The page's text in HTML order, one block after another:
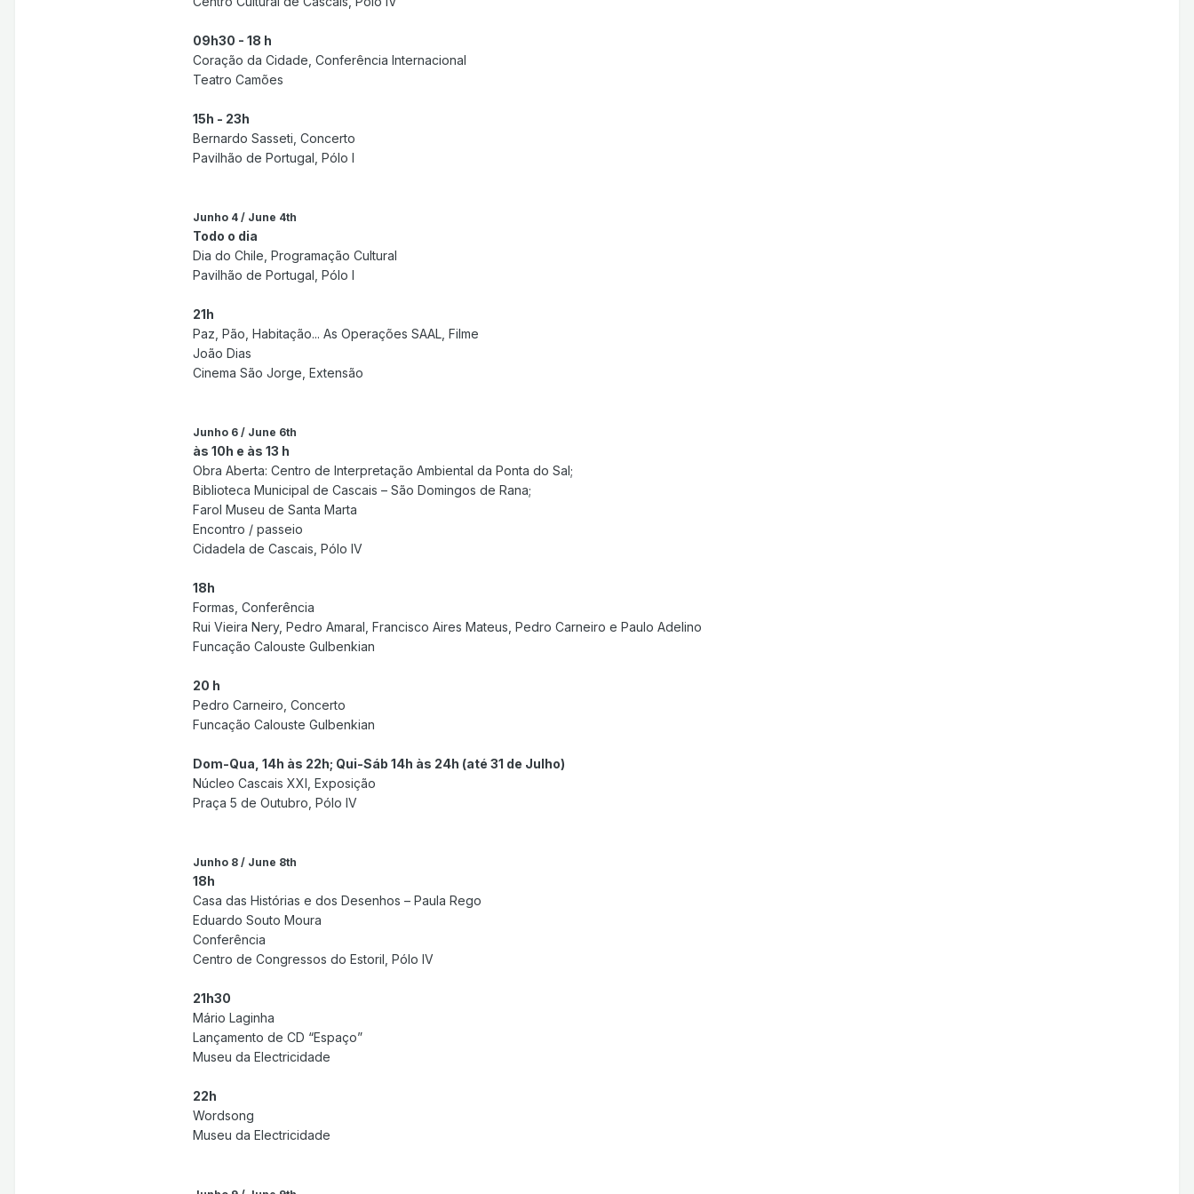
09h30 - 18 h
Coração da Cidade, Conferência Internacional
Teatro Camões
15h - 23h
Bernardo Sasseti, Concerto
Pavilhão de Portugal, Pólo I
Junho 4 / June 4th
Todo o dia
Dia do Chile, Programação Cultural
Pavilhão de Portugal, Pólo I
21h
Paz, Pão, Habitação... As Operações SAAL, Filme
João Dias
Cinema São Jorge, Extensão
Junho 6 / June 6th
às 10h e às 13 h
Obra Aberta: Centro de Interpretação Ambiental da Ponta do Sal;
Biblioteca Municipal de Cascais – São Domingos de Rana;
Farol Museu de Santa Marta
Encontro / passeio
Cidadela de Cascais, Pólo IV
18h
Formas, Conferência
Rui Vieira Nery, Pedro Amaral, Francisco Aires Mateus, Pedro Carneiro e Paulo Adelino
Funcação Calouste Gulbenkian
20 h
Pedro Carneiro, Concerto
Funcação Calouste Gulbenkian
Dom-Qua, 14h às 22h; Qui-Sáb 14h às 24h (até 31 de Julho)
Núcleo Cascais XXI, Exposição
Praça 5 de Outubro, Pólo IV
Junho 8 / June 8th
18h
Casa das Histórias e dos Desenhos – Paula Rego
Eduardo Souto Moura
Conferência
Centro de Congressos do Estoril, Pólo IV
21h30
Mário Laginha
Lançamento de CD “Espaço”
Museu da Electricidade
22h
Wordsong
Museu da Electricidade